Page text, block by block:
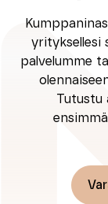
yrityksellesi
palvelumme
Tutustu